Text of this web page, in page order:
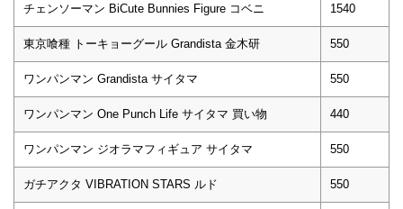
チェンソーマン BiCute Bunnies Figure コベニ 1540
東京喰種 トーキョーグール Grandista 金木研 550
ワンパンマン Grandista サイタマ 550
ワンパンマン One Punch Life サイタマ 買い物 440
ワンパンマン ジオラマフィギュア サイタマ 550
ガチアクタ VIBRATION STARS ルド 550